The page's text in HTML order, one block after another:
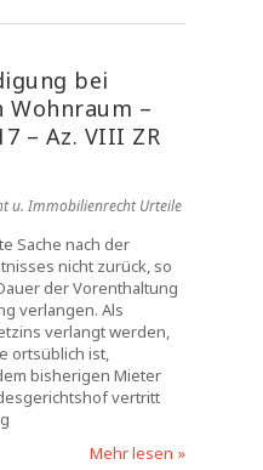
bei
–
– Az. VIII ZR
u. Immobilienrecht Urteile
Sache nach der
nicht zurück, so
der Vorenthaltung
verlangen. Als
verlangt werden,
ortsüblich ist,
bisherigen Mieter
vertritt
Mehr lesen »